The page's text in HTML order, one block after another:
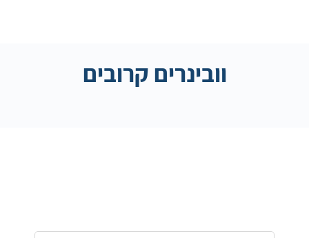
וובינרים קרובים